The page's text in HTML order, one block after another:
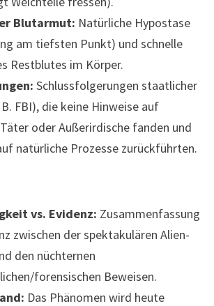
Blutarmut: Natürliche Hypostase
am tiefsten Punkt) und schnelle
Restblutes im Körper.
Schlussfolgerungen staatlicher
FBI), die keine Hinweise auf
oder Außerirdische fanden und
natürliche Prozesse zurückführten.
vs. Evidenz: Zusammenfassung
zwischen der spektakulären Alien-
den nüchternen
forensischen Beweisen.
Das Phänomen wird heute